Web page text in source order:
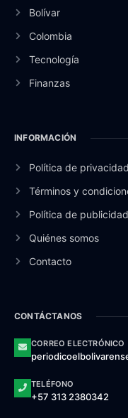
Bolívar
Colombia
Tecnología
Finanzas
INFORMACIÓN
Política de privacidad
Términos y
Política de publicidad
Quiénes somos
Contacto
CONTÁCTANOS
CORREO ELECTRÓNICO
TELÉFONO
+57 313 2380342